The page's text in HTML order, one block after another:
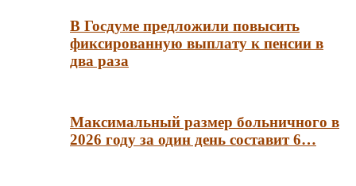
В Госдуме предложили повысить
фиксированную выплату к пенсии в
два раза
Максимальный размер больничного в
2026 году за один день составит 6…